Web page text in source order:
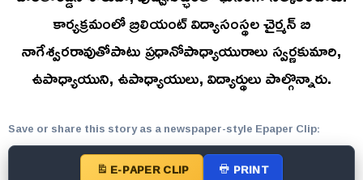
కార్యక్రమంలో బ్రిలియంట్ విద్యాసంస్థల చైర్మన్ బి
నాగేశ్వరరావుతోపాటు ప్రధానోపాధ్యాయురాలు స్వర్ణకుమారి,
ఉపాధ్యాయుని, ఉపాధ్యాయులు, విద్యార్థులు పాల్గొన్నారు.
Save or share this story as a newspaper-style Epaper Clip:
E-PAPER CLIP
PRINT